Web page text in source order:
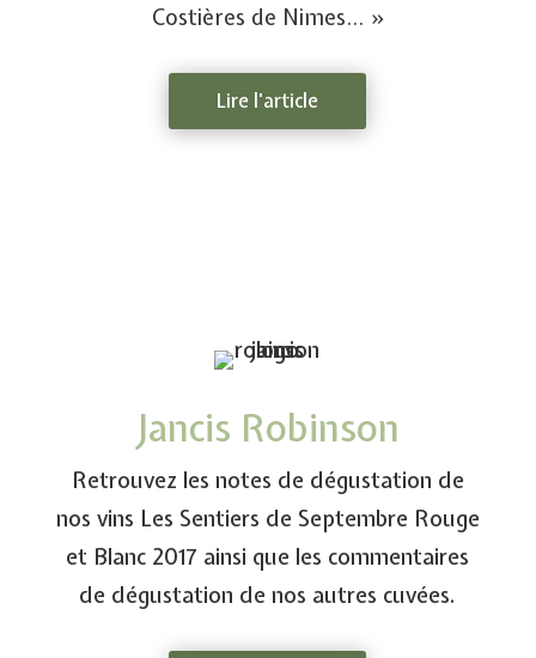
Costières de Nimes… »
Lire l'article
Jancis Robinson
Retrouvez les notes de dégustation de
nos vins Les Sentiers de Septembre Rouge
et Blanc 2017 ainsi que les commentaires
de dégustation de nos autres cuvées.